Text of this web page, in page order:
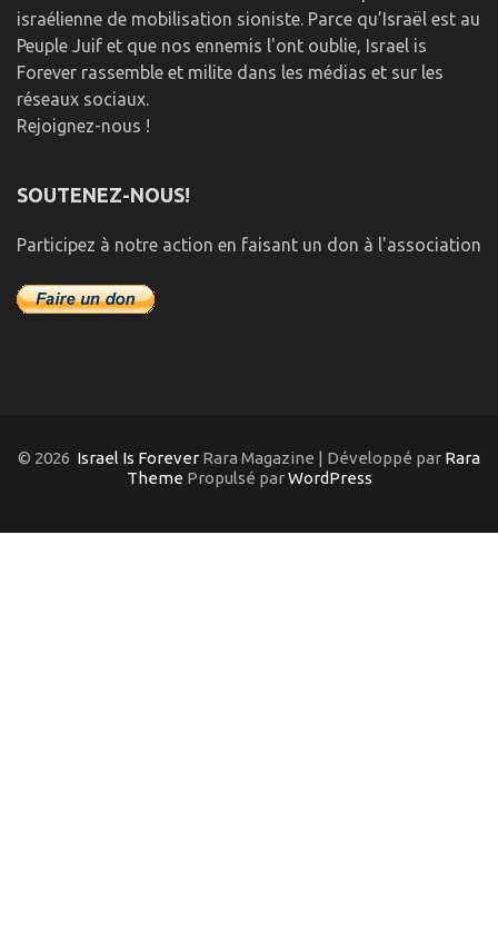
israélienne de mobilisation sioniste. Parce qu’Israël est au
Peuple Juif et que nos ennemis l'ont oublie, Israel is
Forever rassemble et milite dans les médias et sur les
réseaux sociaux.
Rejoignez-nous !
SOUTENEZ-NOUS!
Participez à notre action en faisant un don à l'association
© 2026 Israel Is Forever Rara Magazine | Développé par Rara
Theme Propulsé parWordPress